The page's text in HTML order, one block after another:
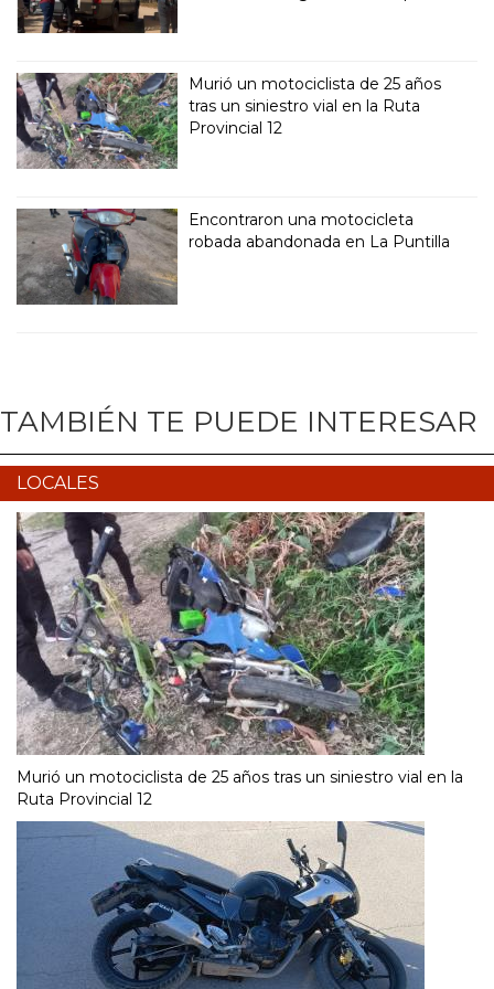
Murió un motociclista de 25 años
tras un siniestro vial en la Ruta
Provincial 12
Encontraron una motocicleta
robada abandonada en La Puntilla
TAMBIÉN TE PUEDE INTERESAR
LOCALES
Murió un motociclista de 25 años tras un siniestro vial en la
Ruta Provincial 12